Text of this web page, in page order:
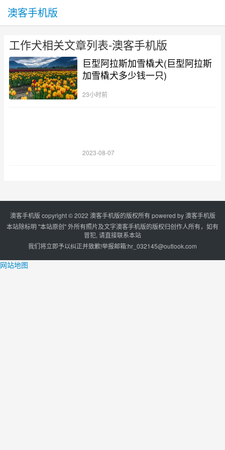
澳客手机版
工作犬相关文章列表-澳客手机版
巨型阿拉斯加雪橇犬(巨型阿拉斯
加雪橇犬多少钱一只)
23小时前
2023-08-07
澳客手机版 copyright © 2022 澳客手机版的版权所有 powered by澳客手机版
本站除标明 "本站原创" 外所有照片及文字澳客手机版的版权归创作人所有，如有
冒犯, 请直接联系本站
我们将立即予以纠正并致歉!举报邮箱:hr_032145@outlook.com
网站地图